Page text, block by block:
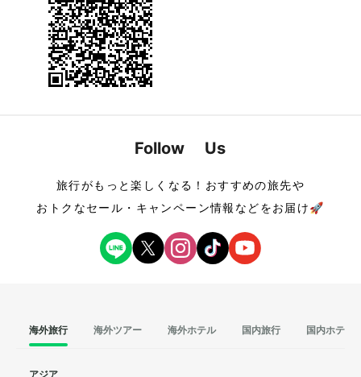
Follow Us
旅行がもっと楽しくなる！おすすめの旅先や
おトクなセール・キャンペーン情報などをお届け🚀
海外旅行 海外ツアー 海外ホテル 国内旅行 国内ホテル
アジア